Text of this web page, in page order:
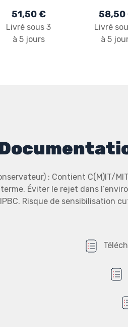
: ARCABOIS
SB
51,50 €
Livré sous 3
à 5 jours
SB
58,50
Livré
à 5
: Contient C(M)IT/
Éviter le rejet dans
Risque de sensibilisation